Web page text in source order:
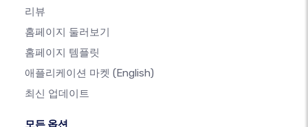
리뷰
홈페이지 둘러보기
홈페이지 템플릿
애플리케이션 마켓 (English)
최신 업데이트
모든 옵션